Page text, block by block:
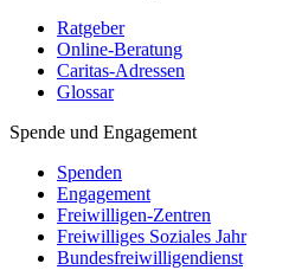
Ratgeber
Online-Beratung
Caritas-Adressen
Glossar
Spende und Engagement
Spenden
Engagement
Freiwilligen-Zentren
Freiwilliges Soziales Jahr
Bundesfreiwilligendienst